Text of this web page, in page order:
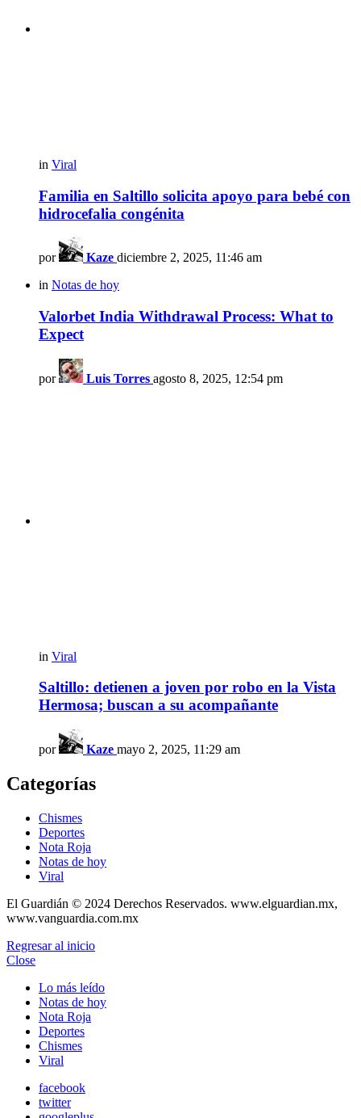
in Viral
Familia en Saltillo solicita apoyo para bebé con
hidrocefalia congénita
por Kaze diciembre 2, 2025, 11:46 am
in Notas de hoy
Valorbet India Withdrawal Process: What to
Expect
por Luis Torres agosto 8, 2025, 12:54 pm
in Viral
Saltillo: detienen a joven por robo en la Vista
Hermosa; buscan a su acompañante
por Kaze mayo 2, 2025, 11:29 am
Categorías
Chismes
Deportes
Nota Roja
Notas de hoy
Viral
El Guardián © 2024 Derechos Reservados. www.elguardian.mx,
www.vanguardia.com.mx
Regresar al inicio
Close
Lo más leído
Notas de hoy
Nota Roja
Deportes
Chismes
Viral
facebook
twitter